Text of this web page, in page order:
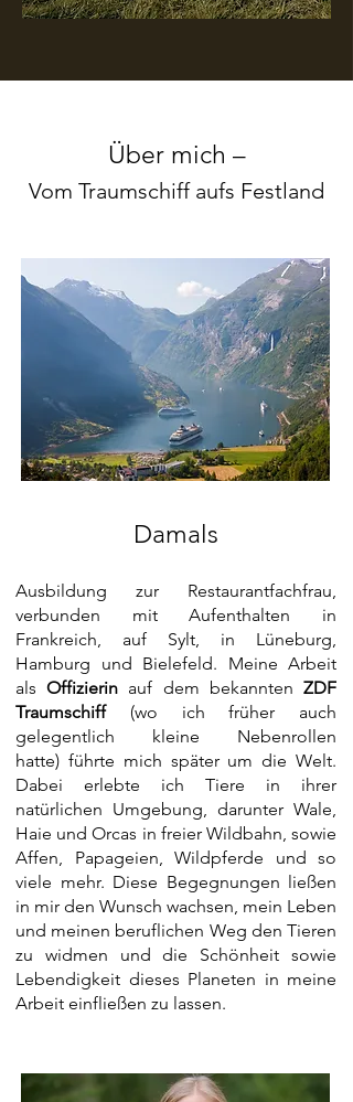
​Über mich –
Vom Traumschiff aufs Festland
Damals
​Ausbildung zur Restaurantfachfrau,
verbunden mit Aufenthalten in
Frankreich, auf Sylt, in Lüneburg,
Hamburg und Bielefeld. Meine Arbeit
alsOffizierin auf dem bekanntenZDF
Traumschiff (wo ich früher auch
gelegentlich kleine Nebenrollen
hatte) führte mich später um die Welt.
Dabei erlebte ich Tiere in ihrer
natürlichen Umgebung, darunter Wale,
Haie und Orcas in freier Wildbahn, sowie
Affen, Papageien, Wildpferde und so
viele mehr. Diese Begegnungen ließen
in mir den Wunsch wachsen, mein Leben
und meinen beruflichen Weg den Tieren
zu widmen und die Schönheit sowie
Lebendigkeit dieses Planeten in meine
Arbeit einfließen zu lassen.